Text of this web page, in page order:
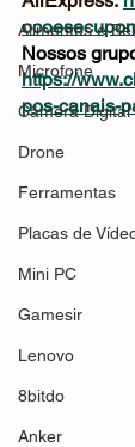
Alimentos e
Microfone
Câmera Digital
Drone
Ferramentas
Placas de
Mini PC
Gamesir
Lenovo
8bitdo
Anker
Nossos
https://
pos-canais-